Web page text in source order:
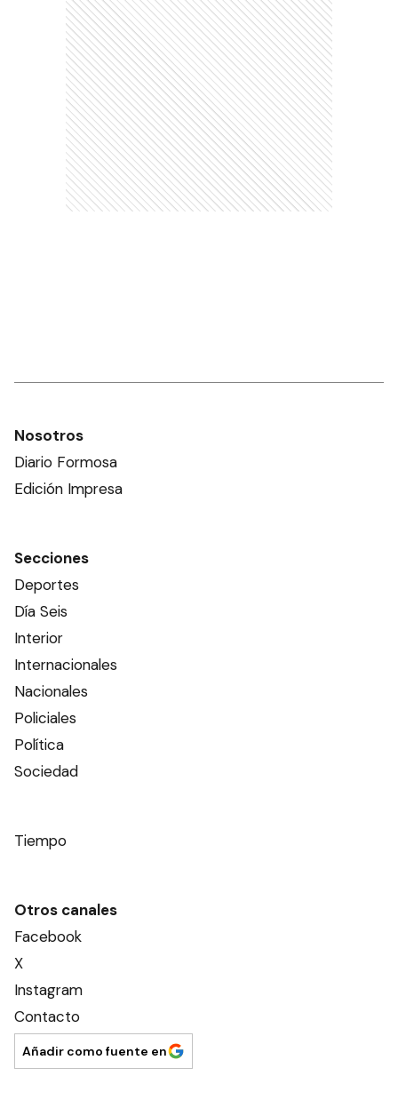
Nosotros
Diario Formosa
Edición Impresa
Secciones
Deportes
Día Seis
Interior
Internacionales
Nacionales
Policiales
Política
Sociedad
Tiempo
Otros canales
Facebook
X
Instagram
Contacto
Añadir como fuente en